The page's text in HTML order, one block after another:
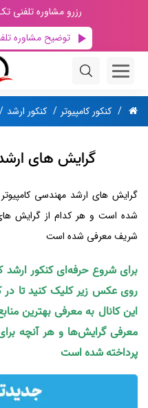
رزرو مشاوره تلفنی
توضیح مشاوره
کنکور کامپیوتر کنکور ارشد
گرایش های
گرایش های ارشد مهندسی
شده است و هر کدام از گرایش
شریف معرفی شده است
برای شروع حرفه‌ای کنکور ارشد
روی عکس زیر کلیک کنید تا در
این کانال به معرفی بهترین
معرفی گرایش‌ها و هر آنچه
پرداخته شده است